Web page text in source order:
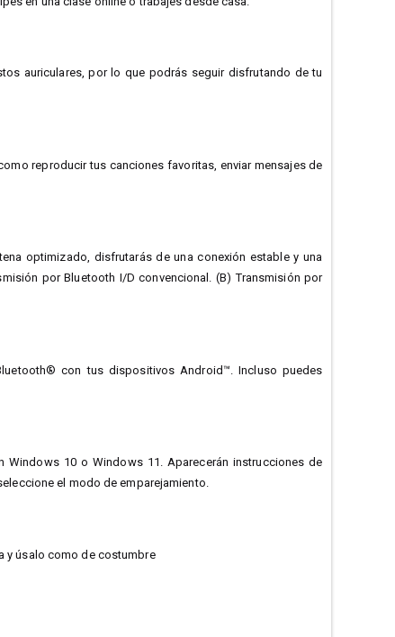
auriculares, por lo que podrás seguir disfrutando de tu
reproducir tus canciones favoritas, enviar mensajes de
optimizado, disfrutarás de una conexión estable y una
por Bluetooth I/D convencional. (B) Transmisión por
con tus dispositivos Android™. Incluso puedes
10 o Windows 11. Aparecerán instrucciones de
el modo de emparejamiento.
y úsalo como de costumbre